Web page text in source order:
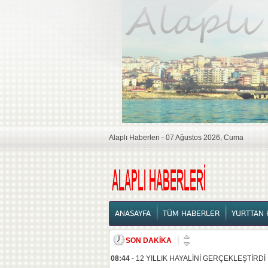
Alaplı Haberleri - 07 Ağustos 2026, Cuma
ANASAYFA
ANASAYFA TÜM HABERLER YURTTAN
SON DAKİKA
08:44 - 12 YILLIK HAYALİNİ GERÇEKLEŞTİRDİ